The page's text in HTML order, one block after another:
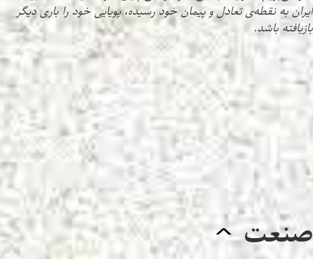
ایران به نقطه‌ی تعادل و پیمان خود رسیده، پویایی خود را باری دیگر
بازیافته باشد.
صنعت ^